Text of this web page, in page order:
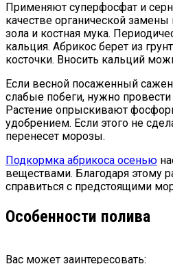
Применяют суперфосфат и
качестве органической
зола и костная мука.
кальция. Абрикос берет из
косточки. Вносить кальций
Если весной посаженный
слабые побеги, нужно
Растение опрыскивают
удобрением. Если этого не
перенесет морозы.
Подкормка абрикоса осенью
веществами. Благодаря этому
справиться с предстоящими
Особенности полива
Вас может заинтересовать: